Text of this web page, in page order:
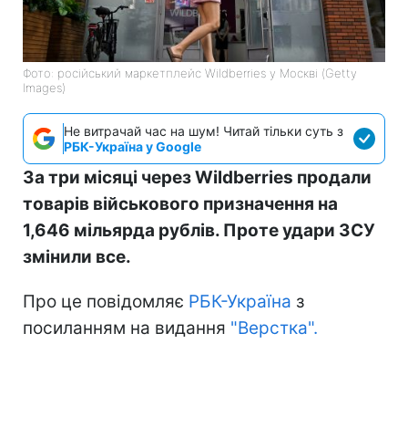
Фото: російський маркетплейс Wildberries у Москві (Getty
Images)
Не витрачай час на шум! Читай тільки суть з
РБК-Україна у Google
За три місяці через Wildberries продали
товарів військового призначення на
1,646 мільярда рублів. Проте удари ЗСУ
змінили все.
Про це повідомляє РБК-Україна з
посиланням на видання "Верстка".